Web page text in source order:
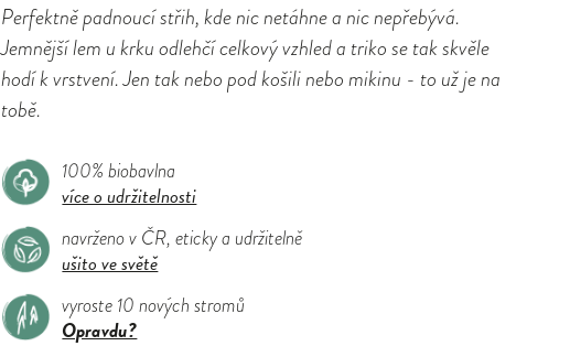
Perfektně padnoucí střih, kde nic netáhne a nic nepřebývá.
Jemnější lem u krku odlehčí celkový vzhled a triko se tak skvěle
hodí k vrstvení. Jen tak nebo pod košili nebo mikinu - to už je na
tobě.
100% biobavlna
více o udržitelnosti
navrženo v ČR, eticky a udržitelně
ušito ve světě
vyroste 10 nových stromů
Opravdu?